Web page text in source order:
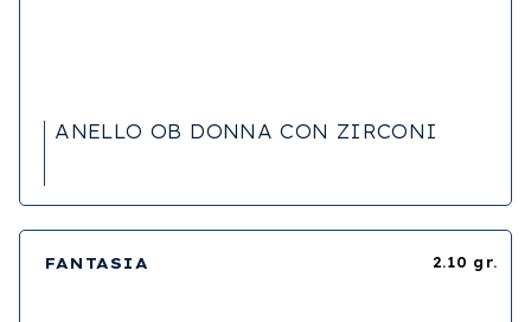
ANELLO OB DONNA CON ZIRCONI
2.10 gr.
FANTASIA